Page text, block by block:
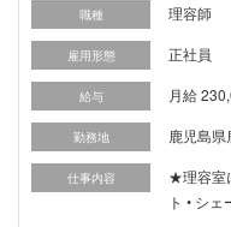
職種 理容師
雇用形態 正社員
給与 月給
勤務地 鹿児島
仕事内容
★理容室
ト • シ